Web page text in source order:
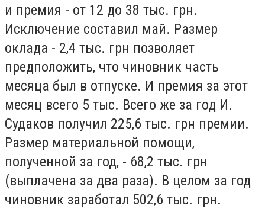
и премия - от 12 до 38 тыс. грн.
Исключение составил май. Размер
оклада - 2,4 тыс. грн позволяет
предположить, что чиновник часть
месяца был в отпуске. И премия за этот
месяц всего 5 тыс. Всего же за год И.
Судаков получил 225,6 тыс. грн премии.
Размер материальной помощи,
полученной за год, - 68,2 тыс. грн
(выплачена за два раза). В целом за год
чиновник заработал 502,6 тыс. грн.